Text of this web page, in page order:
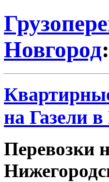
Новгород
на Газели
Перевозки